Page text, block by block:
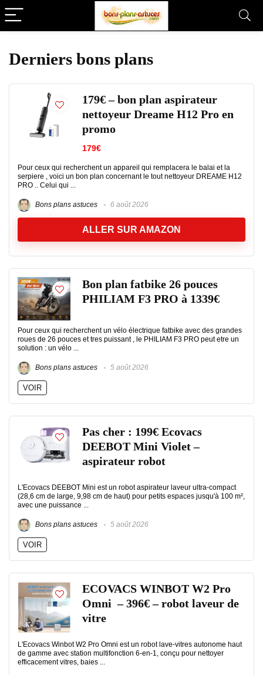
Derniers bons plans
179€ – bon plan aspirateur
nettoyeur Dreame H12 Pro en
promo
179€
Pour ceux qui recherchent un appareil qui remplacera le balai et la
serpiere , voici un bon plan concernant le tout nettoyeur DREAME H12
PRO .. Celui qui ...
Bons plans astuces 6 août 2026
ALLER SUR AMAZON
Bon plan fatbike 26 pouces
PHILIAM F3 PRO à 1339€
Pour ceux qui recherchent un vélo électrique fatbike avec des grandes
roues de 26 pouces et tres puissant , le PHILIAM F3 PRO peut etre un
solution : un vélo ...
Bons plans astuces 5 août 2026
VOIR
Pas cher : 199€ Ecovacs
DEEBOT Mini Violet –
aspirateur robot
L'Ecovacs DEEBOT Mini est un robot aspirateur laveur ultra-compact
(28,6 cm de large, 9,98 cm de haut) pour petits espaces jusqu'à 100 m²,
avec une puissance ...
Bons plans astuces 5 août 2026
VOIR
ECOVACS WINBOT W2 Pro
Omni – 396€ – robot laveur de
vitre
L'Ecovacs Winbot W2 Pro Omni est un robot lave-vitres autonome haut
de gamme avec station multifonction 6-en-1, conçu pour nettoyer
efficacement vitres, baies ...